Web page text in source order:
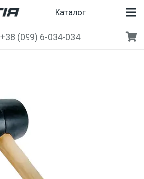
Каталог
+38 (099) 6-034-034